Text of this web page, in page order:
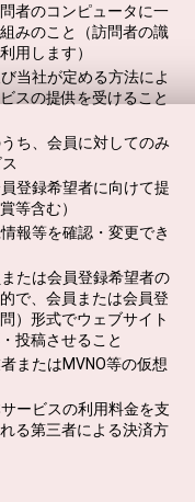
者のコンピュータに一
みのこと（訪問者の識
用します）
当社が定める方法によ
スの提供を受けること
ち、会員に対してのみ
登録希望者に向けて提
等含む）
報等を確認・変更でき
たは会員登録希望者の
で、会員または会員登
）形式でウェブサイト
投稿させること
またはMVNO等の仮想
ービスの利用料金を支
る第三者による決済方